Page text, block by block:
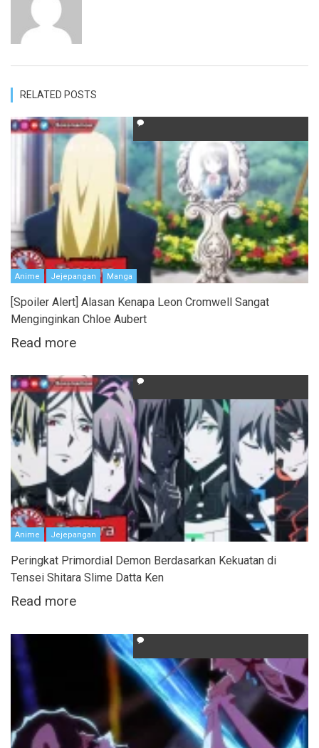
RELATED POSTS
Anime Jejepangan Manga
[Spoiler Alert] Alasan Kenapa Leon Cromwell Sangat
Menginginkan Chloe Aubert
Read more
Anime Jejepangan
Peringkat Primordial Demon Berdasarkan Kekuatan di
Tensei Shitara Slime Datta Ken
Read more